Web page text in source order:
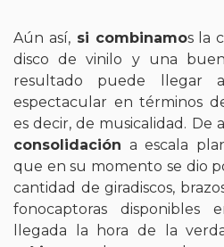
Aún así,si combinamos la
disco de vinilo y una
resultado puede llegar
espectacular en términos
es decir, de musicalidad. De
consolidación a escala
que en su momento se dio
cantidad de giradiscos,
fonocaptoras disponibles
llegada la hora de la